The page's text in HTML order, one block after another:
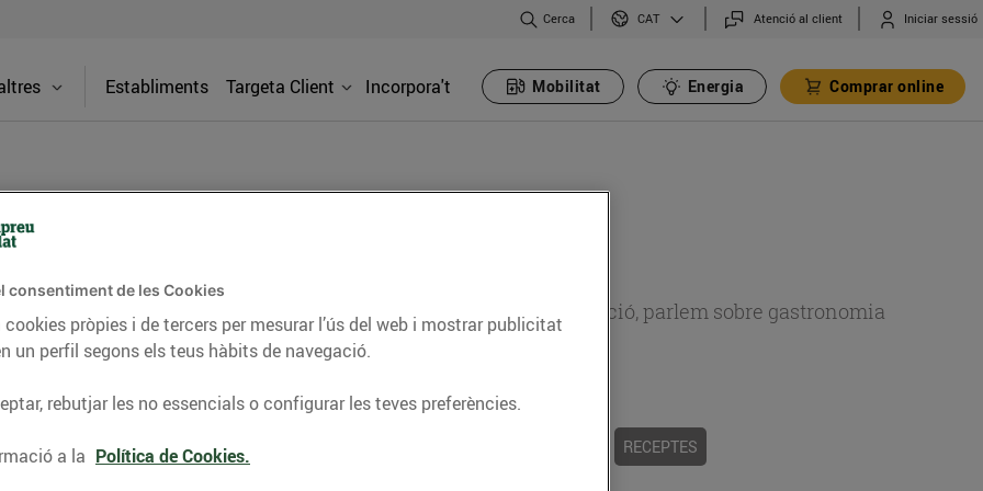
Cerca CAT Atenció al client Iniciar sessió
Establiments Targeta Client Incorpora't Mobilitat Energia Comprar online
consells nutricionals, informació d’actualitat sobre alimentació, parlem sobre gastronomia
del nostre territori i molts altres temes.
CONSELLS I HÀBITS SALUDABLES RECEPTES
consentiment de les Cookies
pròpies i de tercers per mesurar l’ús del web i mostrar publicitat
un perfil segons els teus hàbits de navegació.
rebutjar les no essencials o configurar les teves preferències.
a la Política de Cookies.